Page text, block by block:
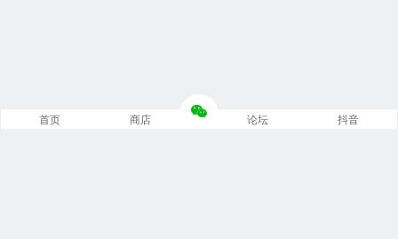
首页 商店 论坛 抖音